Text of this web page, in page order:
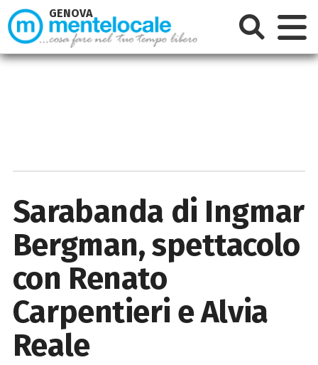
Sarabanda di Ingmar
Bergman, spettacolo
con Renato
Carpentieri e Alvia
Reale
GENOVA